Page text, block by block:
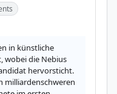
in künstliche
wobei die Nebius
hervorsticht.
milliardenschweren